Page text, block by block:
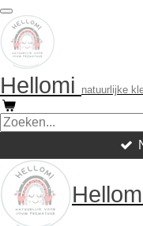
Ga
direct
naar
de
hoofdinhoud
Hellomi natuurlijke